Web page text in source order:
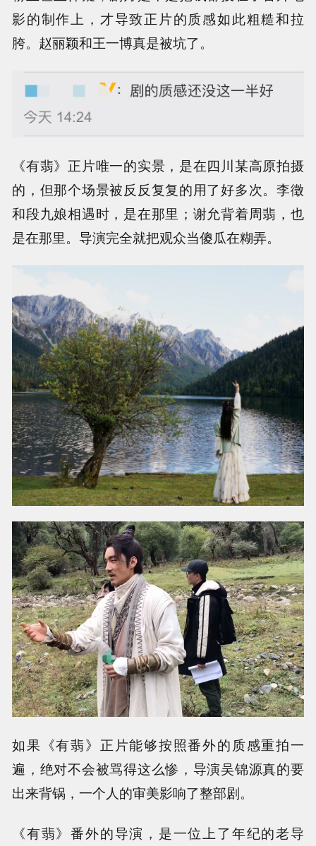
影的制作上，才导致正片的质感如此粗糙和拉
胯。赵丽颖和王一博真是被坑了。
《有翡》正片唯一的实景，是在四川某高原拍摄
的，但那个场景被反反复复的用了好多次。李徵
和段九娘相遇时，是在那里；谢允背着周翡，也
是在那里。导演完全就把观众当傻瓜在糊弄。
如果《有翡》正片能够按照番外的质感重拍一
遍，绝对不会被骂得这么惨，导演吴锦源真的要
出来背锅，一个人的审美影响了整部剧。
《有翡》番外的导演，是一位上了年纪的老导